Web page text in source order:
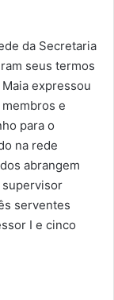
da Secretaria
seus termos
expressou
e
para o
na rede
abrangem
supervisor
serventes
I e cinco